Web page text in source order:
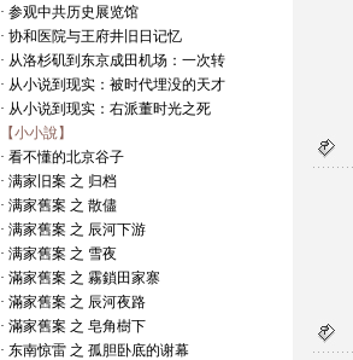
· 参观中共历史展览馆
· 协和医院与王府井旧日记忆
· 从洛杉矶到东京成田机场：一次转
· 从小说到现实：被时代埋没的天才
· 从小说到现实：右派董时光之死
【小小說】
· 看不懂的北京谷子
· 满家旧案 之 归档
· 满家舊案 之 散儘
· 满家舊案 之 辰河下游
· 满家舊案 之 雪夜
· 滿家舊案 之 霧鎖田家寨
· 滿家舊案 之 辰河夜路
· 滿家舊案 之 皂角樹下
· 东南惊雷 之 孤胆卧底的谢幕